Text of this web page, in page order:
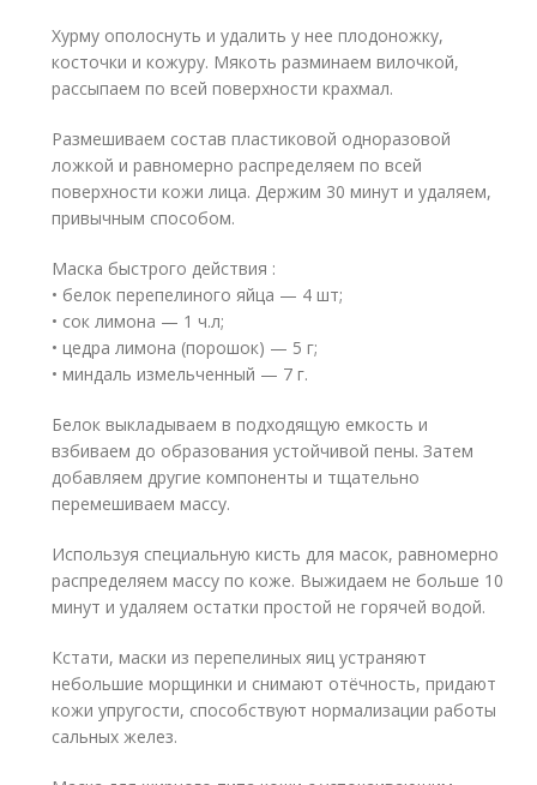
Хурму ополоснуть и удалить у нее плодоножку,
косточки и кожуру. Мякоть разминаем вилочкой,
рассыпаем по всей поверхности крахмал.
Размешиваем состав пластиковой одноразовой
ложкой и равномерно распределяем по всей
поверхности кожи лица. Держим 30 минут и удаляем,
привычным способом.
Маска быстрого действия :
• белок перепелиного яйца — 4 шт;
• сок лимона — 1 ч.л;
• цедра лимона (порошок) — 5 г;
• миндаль измельченный — 7 г.
Белок выкладываем в подходящую емкость и
взбиваем до образования устойчивой пены. Затем
добавляем другие компоненты и тщательно
перемешиваем массу.
Используя специальную кисть для масок, равномерно
распределяем массу по коже. Выжидаем не больше 10
минут и удаляем остатки простой не горячей водой.
Кстати, маски из перепелиных яиц устраняют
небольшие морщинки и снимают отёчность, придают
кожи упругости, способствуют нормализации работы
сальных желез.